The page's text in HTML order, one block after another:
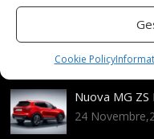
Cookie Policy
Range Rover:
25
Nuova MG
24